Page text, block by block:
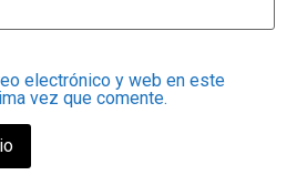
electrónico y web en este
vez que comente.